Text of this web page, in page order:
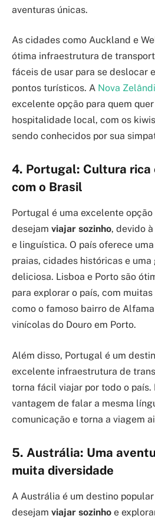
aventuras únicas.
As cidades como Auckland e
ótima infraestrutura de
fáceis de usar para se deslocar
pontos turísticos. A Nova
excelente opção para quem
hospitalidade local, com os
sendo conhecidos por sua
4. Portugal: Cultura rica
com o Brasil
Portugal é uma excelente
desejam viajar sozinho, devido
e linguística. O país oferece
praias, cidades históricas e uma
deliciosa. Lisboa e Porto são
para explorar o país, com
como o famoso bairro de
vinícolas do Douro em Porto.
Além disso, Portugal é um
excelente infraestrutura de
torna fácil viajar por todo o país.
vantagem de falar a mesma
comunicação e torna a viagem
5. Austrália: Uma
muita diversidade
A Austrália é um destino
desejam viajar sozinho e